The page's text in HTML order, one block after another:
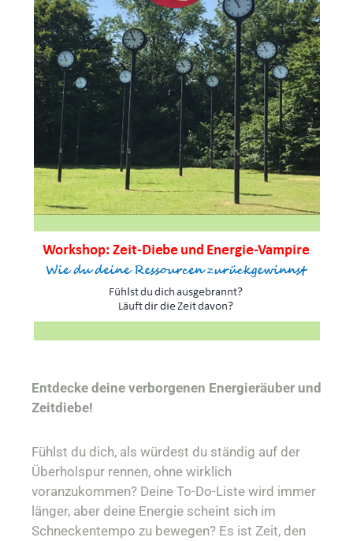
Entdecke deine verborgenen Energieräuber und
Zeitdiebe!
Fühlst du dich, als würdest du ständig auf der
Überholspur rennen, ohne wirklich
voranzukommen? Deine To-Do-Liste wird immer
länger, aber deine Energie scheint sich im
Schneckentempo zu bewegen? Es ist Zeit, den